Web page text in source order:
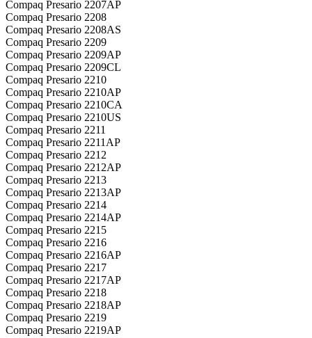
Compaq Presario 2207AP
Compaq Presario 2208
Compaq Presario 2208AS
Compaq Presario 2209
Compaq Presario 2209AP
Compaq Presario 2209CL
Compaq Presario 2210
Compaq Presario 2210AP
Compaq Presario 2210CA
Compaq Presario 2210US
Compaq Presario 2211
Compaq Presario 2211AP
Compaq Presario 2212
Compaq Presario 2212AP
Compaq Presario 2213
Compaq Presario 2213AP
Compaq Presario 2214
Compaq Presario 2214AP
Compaq Presario 2215
Compaq Presario 2216
Compaq Presario 2216AP
Compaq Presario 2217
Compaq Presario 2217AP
Compaq Presario 2218
Compaq Presario 2218AP
Compaq Presario 2219
Compaq Presario 2219AP